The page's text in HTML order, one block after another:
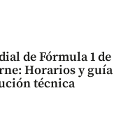
de Fórmula 1 de
Horarios y guía
técnica